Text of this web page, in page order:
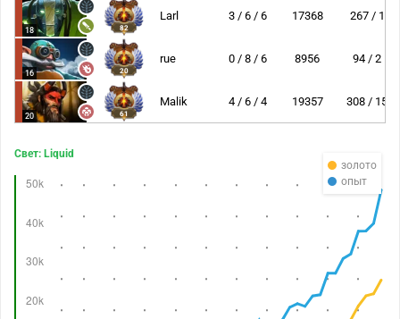
18 82
Larl 3 / 6 / 6 17368 267 / 1
16 20
rue 0 / 8 / 6 8956 94 / 2
20 61
Malik 4 / 6 / 4 19357 308 / 15
золото
опыт
Свет: Liquid